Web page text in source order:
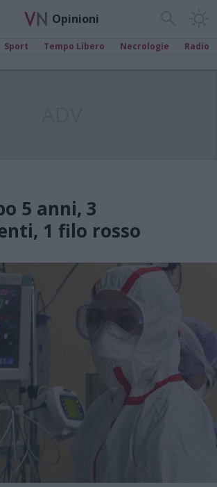
Opinioni
Sport Tempo Libero Necrologie Radio
5 anni, 3
1 filo rosso